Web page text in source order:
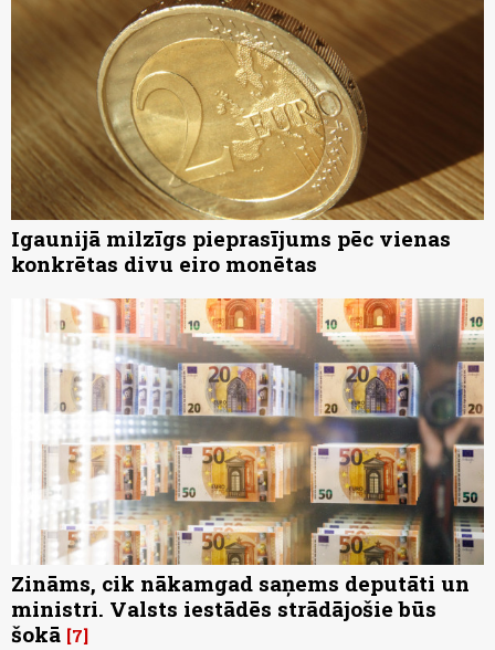
Igaunijā milzīgs pieprasījums pēc vienas
konkrētas divu eiro monētas
Zināms, cik nākamgad saņems deputāti un
ministri. Valsts iestādēs strādājošie būs
šokā 7